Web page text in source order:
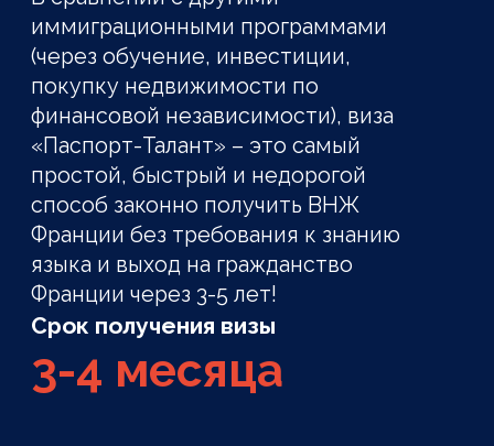
ВНЖ по ускоренной процедуре
Выдается вам и всем членам вашей
семьи на 4 года с правом
продления, а через 5 лет
проживания вы получаете ПМЖ с
возможностью получения
гражданства.
Преимущества ВНЖ
«Талант»